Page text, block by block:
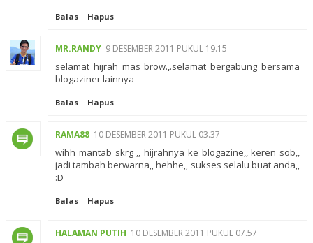
Balas Hapus
MR.RANDY 9 DESEMBER 2011 PUKUL 19.15
selamat hijrah mas brow.,.selamat bergabung bersama
blogaziner lainnya
Balas Hapus
RAMA88 10 DESEMBER 2011 PUKUL 03.37
wihh mantab skrg ,, hijrahnya ke blogazine,, keren sob,,
jadi tambah berwarna,, hehhe,, sukses selalu buat anda,,
:D
Balas Hapus
HALAMAN PUTIH 10 DESEMBER 2011 PUKUL 07.57